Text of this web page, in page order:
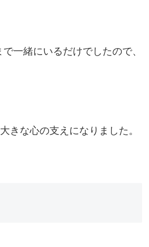
一緒にいるだけでしたので、
きな心の支えになりました。